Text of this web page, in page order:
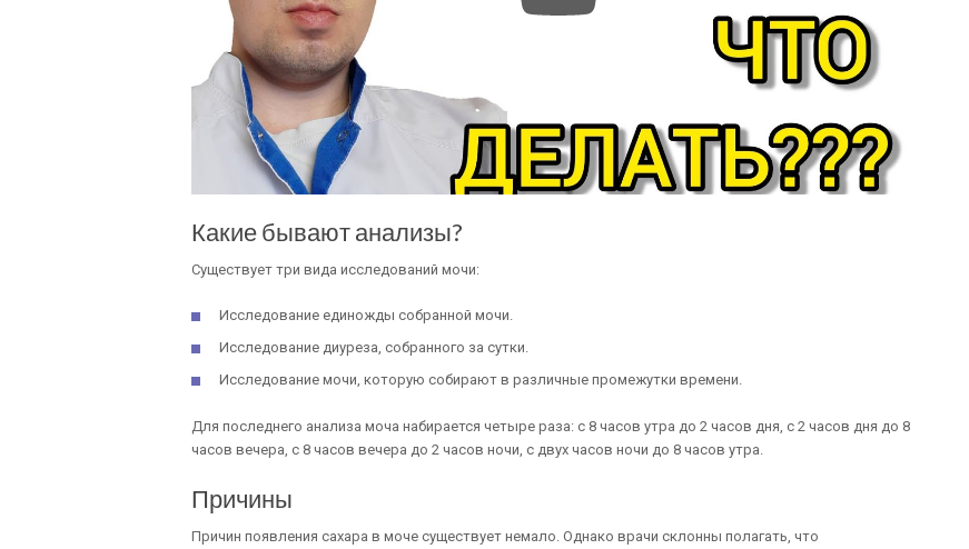
Какие бывают анализы?
Существует три вида исследований мочи:
Исследование единожды собранной мочи.
Исследование диуреза, собранного за сутки.
Исследование мочи, которую собирают в различные промежутки времени.
Для последнего анализа моча набирается четыре раза: с 8 часов утра до 2 часов дня, с 2 часов дня до 8
часов вечера, с 8 часов вечера до 2 часов ночи, с двух часов ночи до 8 часов утра.
Причины
Причин появления сахара в моче существует немало. Однако врачи склонны полагать, что